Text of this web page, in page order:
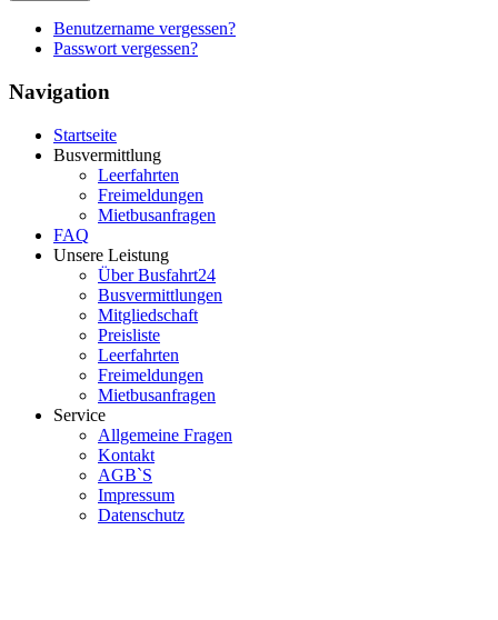
Benutzername vergessen?
Passwort vergessen?
Navigation
Startseite
Busvermittlung
Leerfahrten
Freimeldungen
Mietbusanfragen
FAQ
Unsere Leistung
Über Busfahrt24
Busvermittlungen
Mitgliedschaft
Preisliste
Leerfahrten
Freimeldungen
Mietbusanfragen
Service
Allgemeine Fragen
Kontakt
AGB`S
Impressum
Datenschutz